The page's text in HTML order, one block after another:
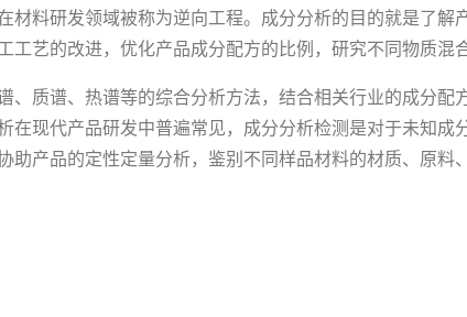
材料研发领域被称为逆向工程。成分分析的目的就是了解
艺的改进，优化产品成分配方的比例，研究不同物质混合
、质谱、热谱等的综合分析方法，结合相关行业的成分配
在现代产品研发中普遍常见，成分分析检测是对于未知成
产品的定性定量分析，鉴别不同样品材料的材质、原料